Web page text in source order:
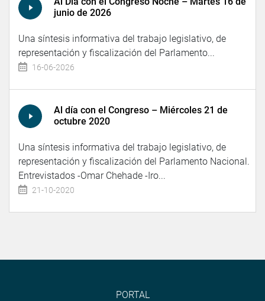
junio de 2026
Una síntesis informativa del trabajo legislativo, de
representación y fiscalización del Parlamento...
16-06-2026
Al día con el Congreso – Miércoles 21 de
octubre 2020
Una síntesis informativa del trabajo legislativo, de
representación y fiscalización del Parlamento Nacional.
Entrevistados -Omar Chehade -Iro...
21-10-2020
PORTAL